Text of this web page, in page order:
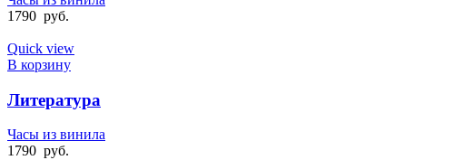
1790 руб.
Quick view
В корзину
Литература
Часы из винила
1790 руб.